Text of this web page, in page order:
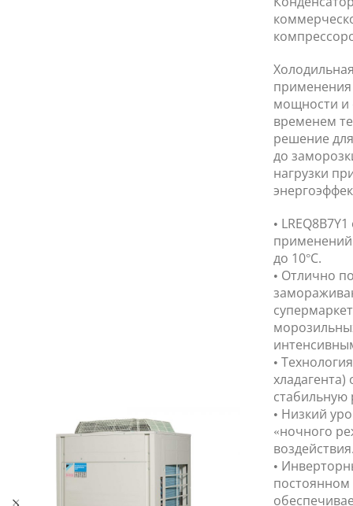
применения
мощности и
временем
решение
до
нагрузки
•
применений
до 10°C.
• Отлично
•
стабильную
• Низкий
«ночного
•
постоянном